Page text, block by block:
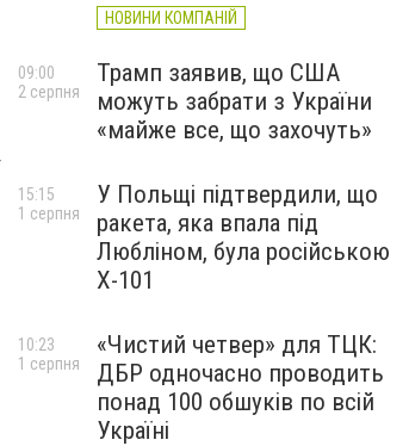
НОВИНИ КОМПАНІЙ
Трамп заявив, що США
можуть забрати з України
«майже все, що захочуть»
09:00
2 серпня
У Польщі підтвердили, що
ракета, яка впала під
Любліном, була російською
Х-101
15:15
1 серпня
«Чистий четвер» для ТЦК:
ДБР одночасно проводить
понад 100 обшуків по всій
Україні
10:23
1 серпня